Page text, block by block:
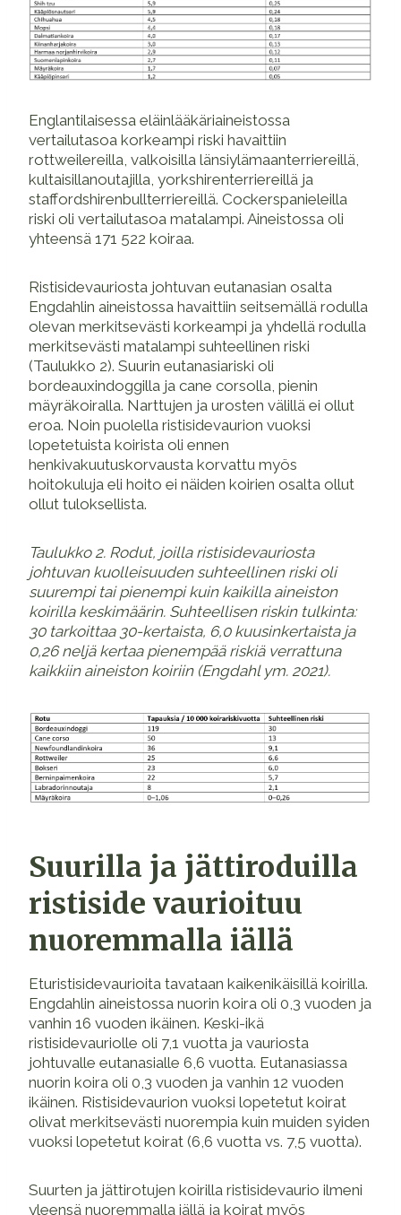
Englantilaisessa eläinlääkäriaineistossa
vertailutasoa korkeampi riski havaittiin
rottweilereilla, valkoisilla länsiylämaanterriereillä,
kultaisillanoutajilla, yorkshirenterriereillä ja
staffordshirenbullterriereillä. Cockerspanieleilla
riski oli vertailutasoa matalampi. Aineistossa oli
yhteensä 171 522 koiraa.
Ristisidevauriosta johtuvan eutanasian osalta
Engdahlin aineistossa havaittiin seitsemällä rodulla
olevan merkitsevästi korkeampi ja yhdellä rodulla
merkitsevästi matalampi suhteellinen riski
(Taulukko 2). Suurin eutanasiariski oli
bordeauxindoggilla ja cane corsolla, pienin
mäyräkoiralla. Narttujen ja urosten välillä ei ollut
eroa. Noin puolella ristisidevaurion vuoksi
lopetetuista koirista oli ennen
henkivakuutuskorvausta korvattu myös
hoitokuluja eli hoito ei näiden koirien osalta ollut
ollut tuloksellista.
Taulukko 2. Rodut, joilla ristisidevauriosta
johtuvan kuolleisuuden suhteellinen riski oli
suurempi tai pienempi kuin kaikilla aineiston
koirilla keskimäärin. Suhteellisen riskin tulkinta:
30 tarkoittaa 30-kertaista, 6,0 kuusinkertaista ja
0,26 neljä kertaa pienempää riskiä verrattuna
kaikkiin aineiston koiriin (Engdahl ym. 2021).
Suurilla ja jättiroduilla
ristiside vaurioituu
nuoremmalla iällä
Eturistisidevaurioita tavataan kaikenikäisillä koirilla.
Engdahlin aineistossa nuorin koira oli 0,3 vuoden ja
vanhin 16 vuoden ikäinen. Keski-ikä
ristisidevauriolle oli 7,1 vuotta ja vauriosta
johtuvalle eutanasialle 6,6 vuotta. Eutanasiassa
nuorin koira oli 0,3 vuoden ja vanhin 12 vuoden
ikäinen. Ristisidevaurion vuoksi lopetetut koirat
olivat merkitsevästi nuorempia kuin muiden syiden
vuoksi lopetetut koirat (6,6 vuotta vs. 7,5 vuotta).
Suurten ja jättirotujen koirilla ristisidevaurio ilmeni
yleensä nuoremmalla iällä ja koirat myös